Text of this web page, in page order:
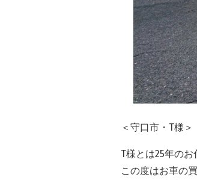
＜守口市・T様＞
T様とは25年のお
この度はお車の